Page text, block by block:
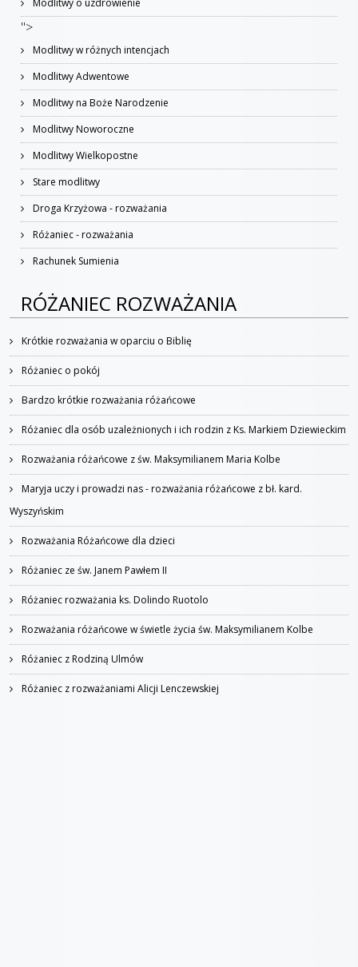
Modlitwy o uzdrowienie
">
Modlitwy w różnych intencjach
Modlitwy Adwentowe
Modlitwy na Boże Narodzenie
Modlitwy Noworoczne
Modlitwy Wielkopostne
Stare modlitwy
Droga Krzyżowa - rozważania
Różaniec - rozważania
Rachunek Sumienia
RÓŻANIEC ROZWAŻANIA
Krótkie rozważania w oparciu o Biblię
Różaniec o pokój
Bardzo krótkie rozważania różańcowe
Różaniec dla osób uzależnionych i ich rodzin z Ks. Markiem Dziewieckim
Rozważania różańcowe z św. Maksymilianem Maria Kolbe
Maryja uczy i prowadzi nas - rozważania różańcowe z bł. kard.
Wyszyńskim
Rozważania Różańcowe dla dzieci
Różaniec ze św. Janem Pawłem II
Różaniec rozważania ks. Dolindo Ruotolo
Rozważania różańcowe w świetle życia św. Maksymilianem Kolbe
Różaniec z Rodziną Ulmów
Różaniec z rozważaniami Alicji Lenczewskiej